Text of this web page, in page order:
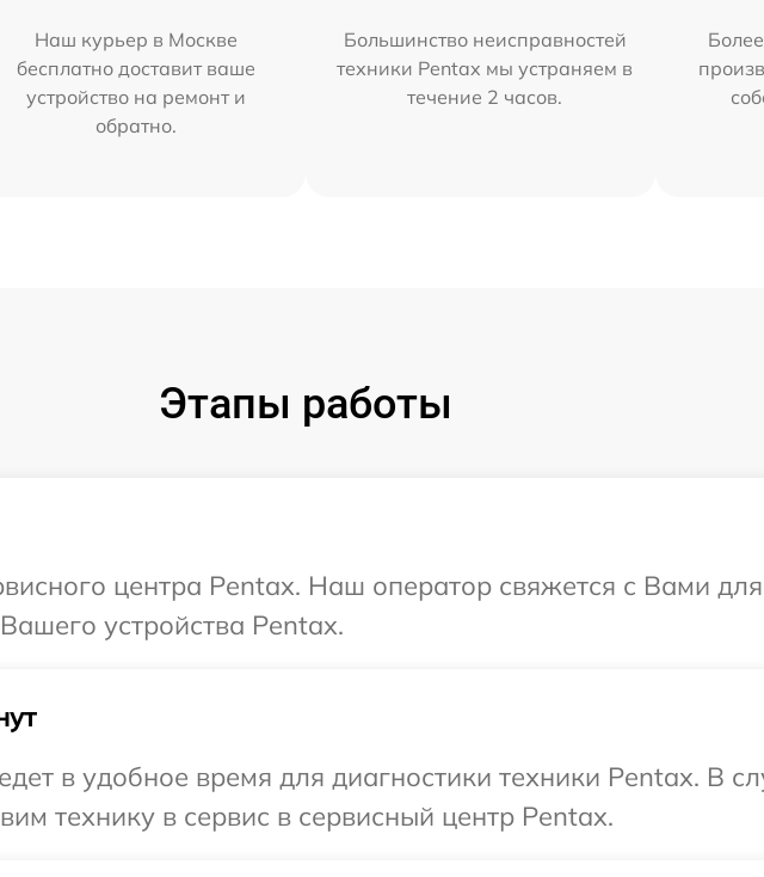
Наш курьер в Москве
бесплатно доставит ваше
устройство на ремонт и
обратно.
Большинство неисправностей
техники Pentax мы устраняем в
течение 2 часов.
Этапы работы
центра Pentax. Наш оператор свяжется с Вами
устройства Pentax.
в удобное время для диагностики техники Pentax. В
технику в сервис в сервисный центр Pentax.